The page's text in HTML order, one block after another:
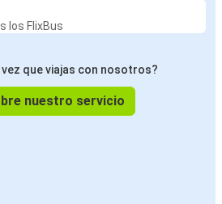
los FlixBus
vez que viajas con nosotros?
nuestro servicio